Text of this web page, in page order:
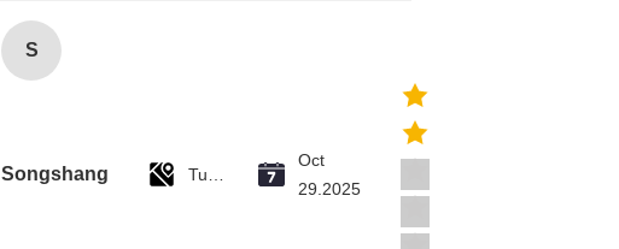
S
Songshang
Oct
29.2025